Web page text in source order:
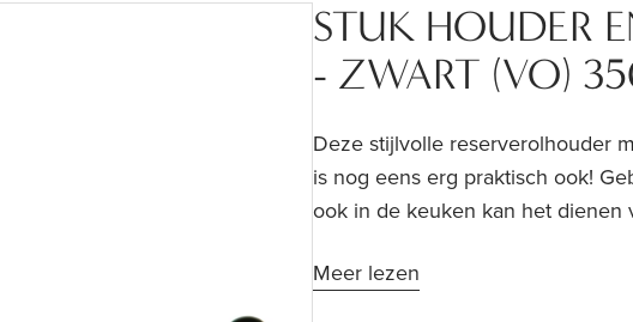
STUK HOUDER
- ZWART (VO)
Deze stijlvolle reserverolhouder
is nog eens erg praktisch ook!
ook in de keuken kan het
zijn te verkrijgen in ronde of
Meer lezen